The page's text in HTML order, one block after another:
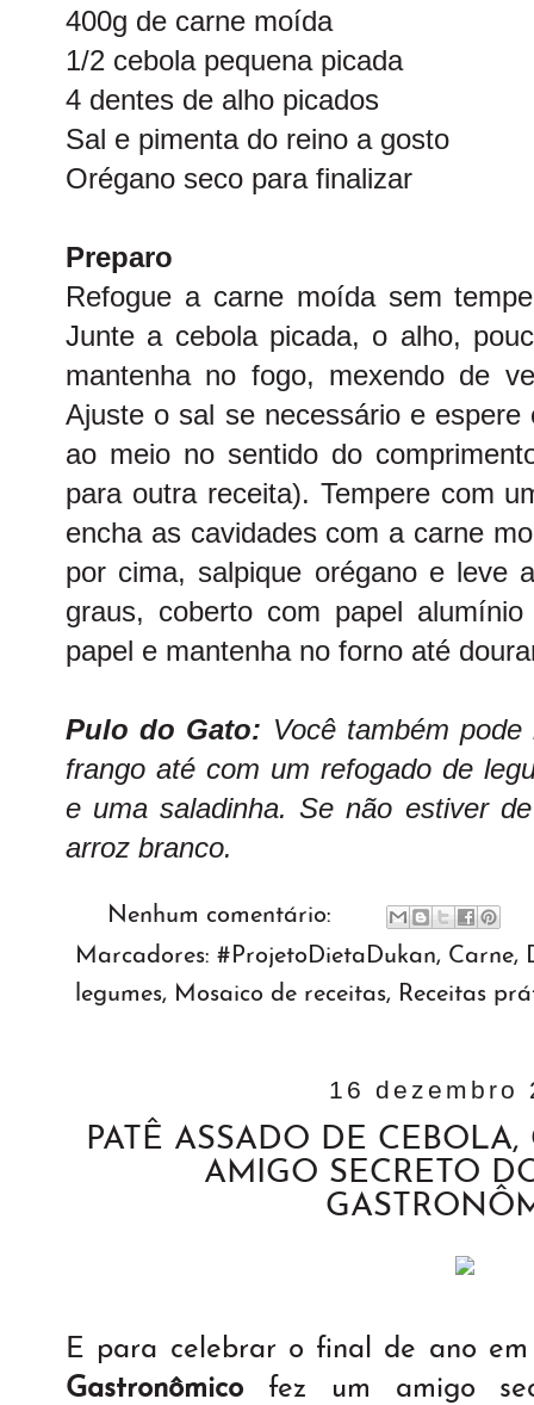
400g de carne moída
1/2 cebola pequena picada
4 dentes de alho picados
Sal e pimenta do reino a gosto
Orégano seco para finalizar
Preparo
Refogue a carne moída sem
Junte a cebola picada, o alho,
mantenha no fogo, mexendo de
Ajuste o sal se necessário e espere
ao meio no sentido do
para outra receita). Tempere com
encha as cavidades com a carne
por cima, salpique orégano e leve
graus, coberto com papel
papel e mantenha no forno até
Pulo do Gato: Você também
frango até com um refogado de
e uma saladinha. Se não estiver
arroz branco.
Nenhum comentário:
Marcadores: #ProjetoDietaDukan, Carne,
legumes, Mosaico de receitas, Receitas
16 dezembro
PATÊ ASSADO DE CEBOLA,
AMIGO SECRETO
E para celebrar o final de ano
Gastronômico fez um amigo